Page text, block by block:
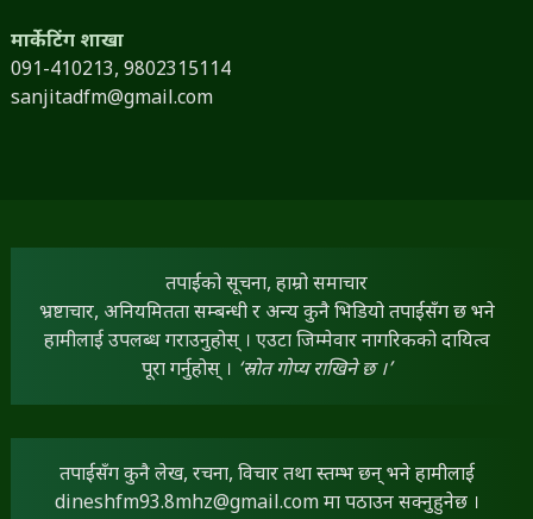
मार्केटिंग शाखा
091-410213, 9802315114
sanjitadfm@gmail.com
तपाईंको सूचना, हाम्रो समाचार
भ्रष्टाचार, अनियमितता सम्बन्धी र अन्य कुनै भिडियो तपाईंसँग छ भने
हामीलाई उपलब्ध गराउनुहोस् । एउटा जिम्मेवार नागरिकको दायित्व
पूरा गर्नुहोस् । ‘स्रोत गोप्य राखिने छ ।’
तपाईंसँग कुनै लेख, रचना, विचार तथा स्तम्भ छन् भने हामीलाई
dineshfm93.8mhz@gmail.comमा पठाउन सक्नुहुनेछ ।